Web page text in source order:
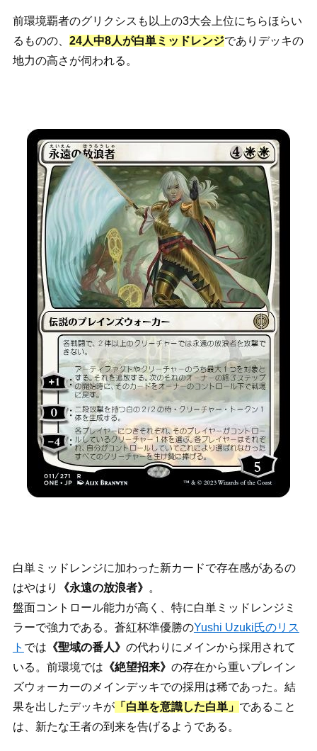
前環境覇者のグリクシスも以上の3大会上位にちらほらい
るものの、 24人中8人が白単ミッドレンジでありデッキの
地力の高さが伺われる。
白単ミッドレンジに加わった新カードで存在感があるの
はやはり
《永遠の放浪者》 。
盤面コントロール能力が高く、特に白単ミッドレンジミ
ラーで強力である。蒼紅杯準優勝のYushi Uzuki氏のリス
ト では 《聖域の番人》 の代わりにメインから採用されて
いる。前環境では 《絶望招来》 の存在から重いプレイン
ズウォーカーのメインデッキでの採用は稀であった。結
果を出したデッキが「白単を意識した白単」 であること
は、新たな王者の到来を告げるようである。